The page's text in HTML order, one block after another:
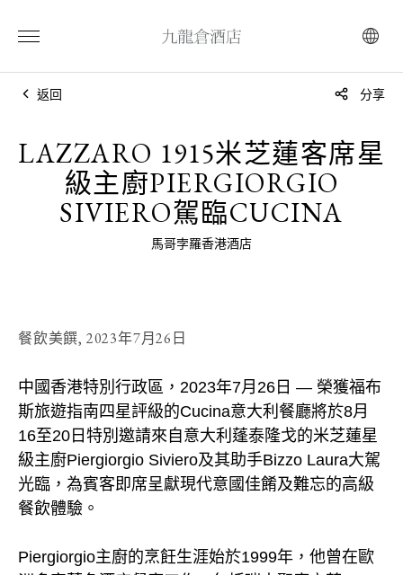
返回 分享
LAZZARO 1915米芝蓮客席星
級主廚PIERGIORGIO
SIVIERO駕臨CUCINA
馬哥孛羅香港酒店
餐飲美饌, 2023年7月26日
中國香港特別行政區，2023年7月26日 — 榮獲福布
斯旅遊指南四星評級的Cucina意大利餐廳將於8月
16至20日特別邀請來自意大利蓬泰隆戈的米芝蓮星
級主廚Piergiorgio Siviero及其助手Bizzo Laura大駕
光臨，為賓客即席呈獻現代意國佳餚及難忘的高級
餐飲體驗。
Piergiorgio主廚的烹飪生涯始於1999年，他曾在歐